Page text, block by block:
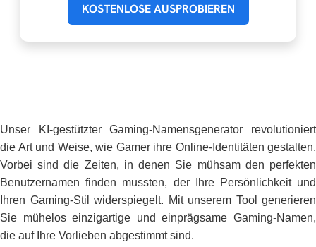
KOSTENLOSE AUSPROBIEREN
Unser KI-gestützter Gaming-Namensgenerator revolutioniert
die Art und Weise, wie Gamer ihre Online-Identitäten gestalten.
Vorbei sind die Zeiten, in denen Sie mühsam den perfekten
Benutzernamen finden mussten, der Ihre Persönlichkeit und
Ihren Gaming-Stil widerspiegelt. Mit unserem Tool generieren
Sie mühelos einzigartige und einprägsame Gaming-Namen,
die auf Ihre Vorlieben abgestimmt sind.